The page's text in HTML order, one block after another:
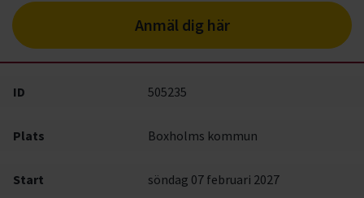
Anmäl dig här
ID 505235
Plats Boxholms kommun
Start söndag 07 februari 2027